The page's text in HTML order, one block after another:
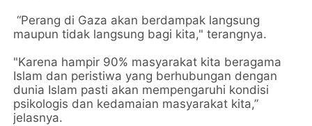
“Perang di Gaza akan berdampak langsung
maupun tidak langsung bagi kita," terangnya.
"Karena hampir 90% masyarakat kita beragama
Islam dan peristiwa yang berhubungan dengan
dunia Islam pasti akan mempengaruhi kondisi
psikologis dan kedamaian masyarakat kita,”
jelasnya.